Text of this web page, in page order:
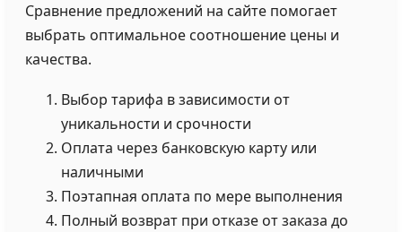
Сравнение предложений на сайте помогает
выбрать оптимальное соотношение цены и
качества.
Выбор тарифа в зависимости от
уникальности и срочности
Оплата через банковскую карту или
наличными
Поэтапная оплата по мере выполнения
Полный возврат при отказе от заказа до